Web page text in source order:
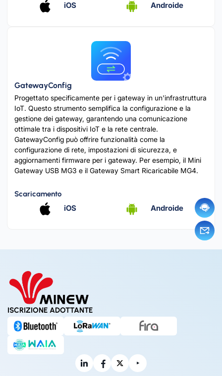
iOS Androide
GatewayConfig
Progettato specificamente per i gateway in un'infrastruttura
IoT. Questo strumento semplifica la configurazione e la
gestione dei gateway, garantendo una comunicazione
ottimale tra i dispositivi IoT e la rete centrale.
GatewayConfig può offrire funzionalità come la
configurazione di rete, impostazioni di sicurezza, e
aggiornamenti firmware per i gateway. Per esempio, il Mini
Gateway USB MG3 e il Gateway Smart Ricaricabile MG4.
Scaricamento
iOS Androide
ISCRIZIONE ADOTTANTE